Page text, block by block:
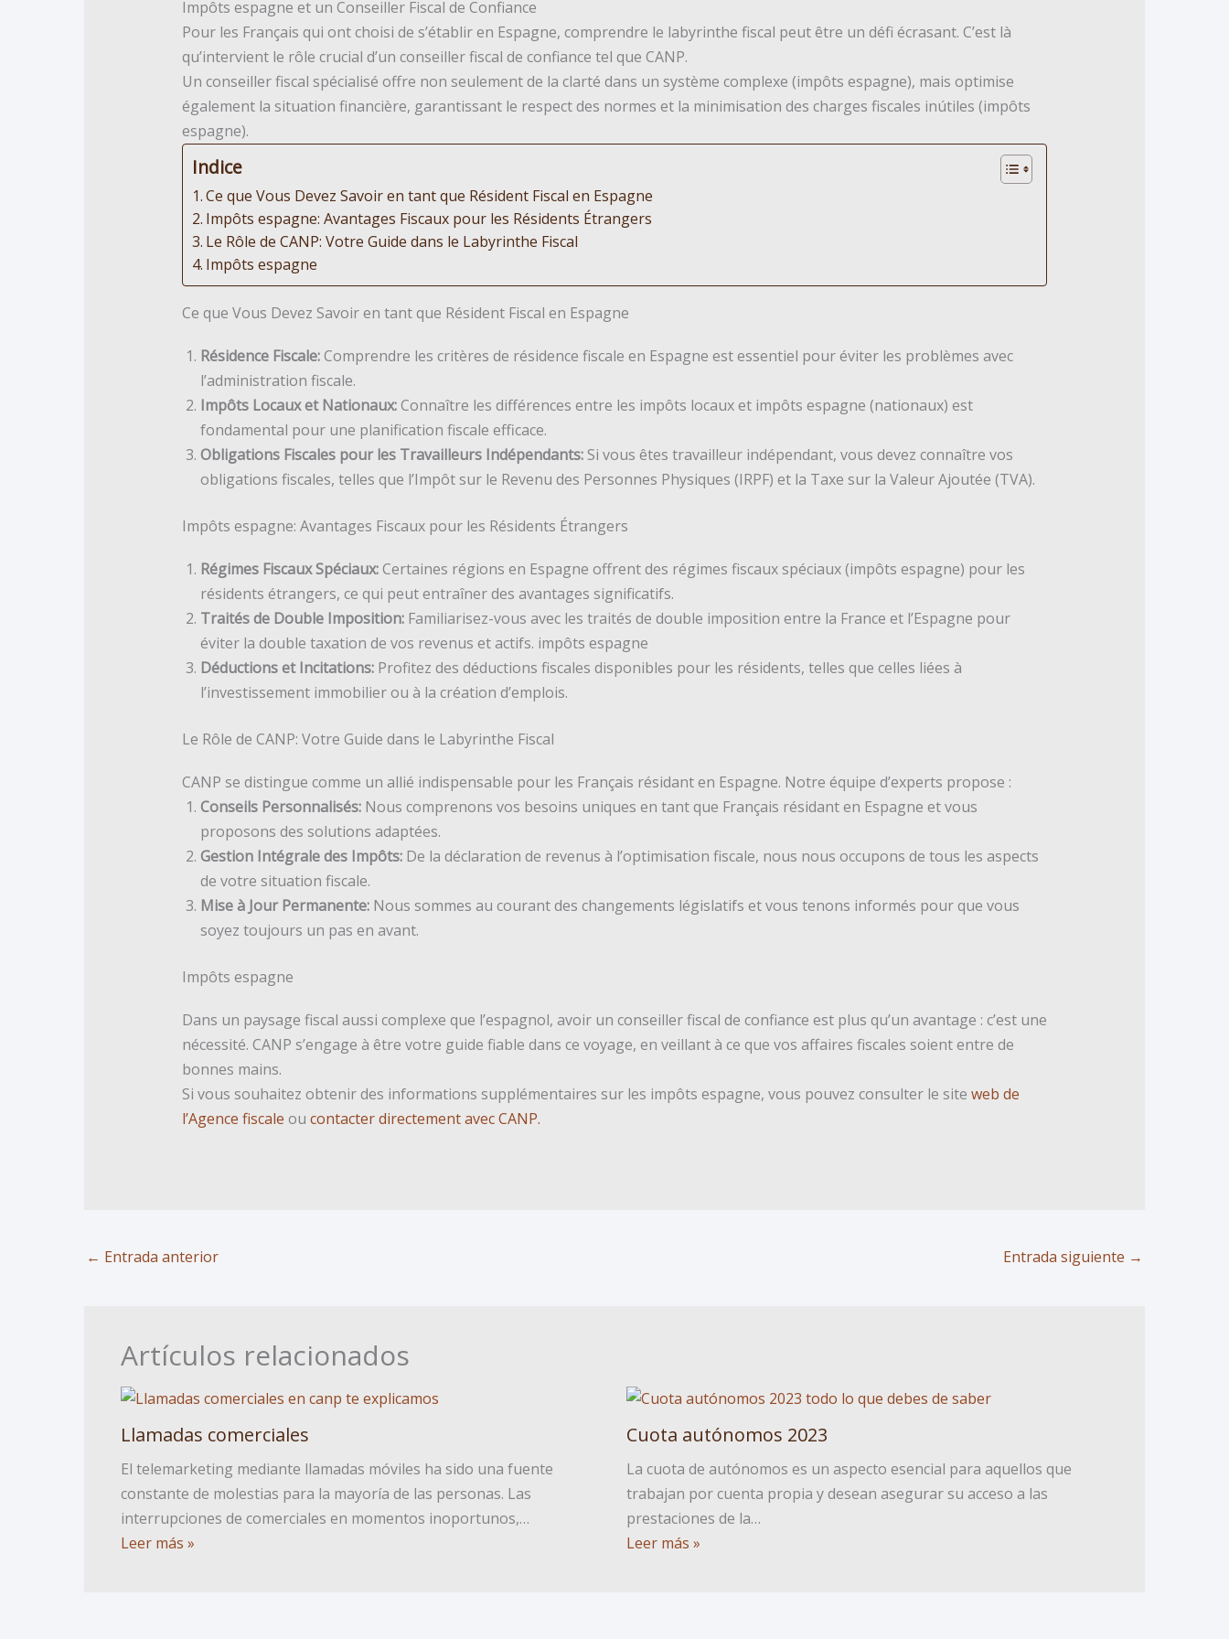
Impôts espagne et un Conseiller Fiscal de Confiance
Pour les Français qui ont choisi de s’établir en Espagne, comprendre le labyrinthe fiscal peut être un défi écrasant. C’est là
qu’intervient le rôle crucial d’un conseiller fiscal de confiance tel que CANP.
Un conseiller fiscal spécialisé offre non seulement de la clarté dans un système complexe (impôts espagne), mais optimise
également la situation financière, garantissant le respect des normes et la minimisation des charges fiscales inútiles (impôts
espagne).
Indice
Ce que Vous Devez Savoir en tant que Résident Fiscal en Espagne
Impôts espagne: Avantages Fiscaux pour les Résidents Étrangers
Le Rôle de CANP: Votre Guide dans le Labyrinthe Fiscal
Impôts espagne
Ce que Vous Devez Savoir en tant que Résident Fiscal en Espagne
Résidence Fiscale:Comprendre les critères de résidence fiscale en Espagne est essentiel pour éviter les problèmes avec
l’administration fiscale.
Impôts Locaux et Nationaux:Connaître les différences entre les impôts locaux et impôts espagne (nationaux) est
fondamental pour une planification fiscale efficace.
Obligations Fiscales pour les Travailleurs Indépendants:Si vous êtes travailleur indépendant, vous devez connaître vos
obligations fiscales, telles que l’Impôt sur le Revenu des Personnes Physiques (IRPF) et la Taxe sur la Valeur Ajoutée (TVA).
Impôts espagne: Avantages Fiscaux pour les Résidents Étrangers
Régimes Fiscaux Spéciaux:Certaines régions en Espagne offrent des régimes fiscaux spéciaux (impôts espagne) pour les
résidents étrangers, ce qui peut entraîner des avantages significatifs.
Traités de Double Imposition:Familiarisez-vous avec les traités de double imposition entre la France et l’Espagne pour
éviter la double taxation de vos revenus et actifs. impôts espagne
Déductions et Incitations:Profitez des déductions fiscales disponibles pour les résidents, telles que celles liées à
l’investissement immobilier ou à la création d’emplois.
Le Rôle de CANP: Votre Guide dans le Labyrinthe Fiscal
CANP se distingue comme un allié indispensable pour les Français résidant en Espagne. Notre équipe d’experts propose :
Conseils Personnalisés:Nous comprenons vos besoins uniques en tant que Français résidant en Espagne et vous
proposons des solutions adaptées.
Gestion Intégrale des Impôts:De la déclaration de revenus à l’optimisation fiscale, nous nous occupons de tous les aspects
de votre situation fiscale.
Mise à Jour Permanente:Nous sommes au courant des changements législatifs et vous tenons informés pour que vous
soyez toujours un pas en avant.
Impôts espagne
Dans un paysage fiscal aussi complexe que l’espagnol, avoir un conseiller fiscal de confiance est plus qu’un avantage : c’est une
nécessité. CANP s’engage à être votre guide fiable dans ce voyage, en veillant à ce que vos affaires fiscales soient entre de
bonnes mains.
Si vous souhaitez obtenir des informations supplémentaires sur les impôts espagne, vous pouvez consulter le site web de
l’Agence fiscale ou contacter directement avec CANP.
← Entrada anterior Entrada siguiente →
Artículos relacionados
Llamadas comerciales
El telemarketing mediante llamadas móviles ha sido una fuente
constante de molestias para la mayoría de las personas. Las
interrupciones de comerciales en momentos inoportunos,…
Leer más »
Cuota autónomos 2023
La cuota de autónomos es un aspecto esencial para aquellos que
trabajan por cuenta propia y desean asegurar su acceso a las
prestaciones de la…
Leer más »